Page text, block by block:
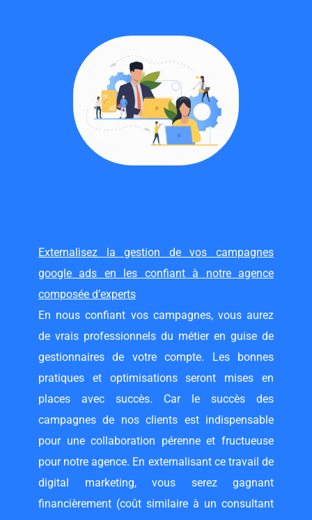
Externalisez la gestion de vos campagnes
google ads en les confiant à notre agence
composée d’experts
En nous confiant vos campagnes, vous aurez
de vrais professionnels du métier en guise de
gestionnaires de votre compte. Les bonnes
pratiques et optimisations seront mises en
places avec succès. Car le succès des
campagnes de nos clients est indispensable
pour une collaboration pérenne et fructueuse
pour notre agence. En externalisant ce travail de
digital marketing, vous serez gagnant
financièrement (coût similaire à un consultant